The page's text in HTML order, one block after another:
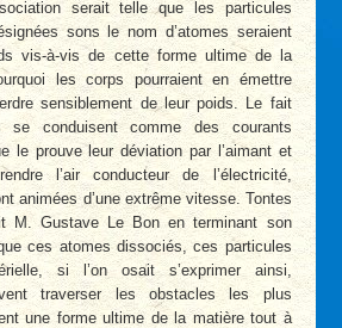
serait telle que les particules
sons le nom d’atomes seraient
vis-à-vis de cette forme ultime de la
les corps pourraient en émettre
sensiblement de leur poids. Le fait
se conduisent comme des courants
le prouve leur déviation par l’aimant et
l’air conducteur de l’électricité,
animées d’une extrême vitesse. Tontes
M. Gustave Le Bon en terminant son
ces atomes dissociés, ces particules
si l’on osait s’exprimer ainsi,
traverser les obstacles les plus
une forme ultime de la matière tout à